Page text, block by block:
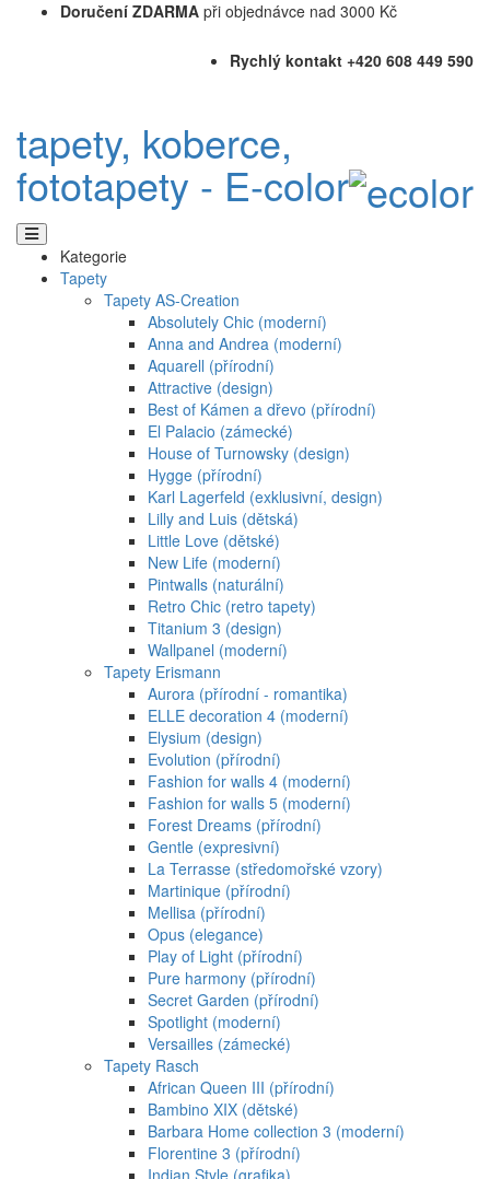
Doručení ZDARMA při objednávce nad 3000 Kč
Rychlý kontakt +420 608 449 590
tapety, koberce,
fototapety - E-color
Kategorie
Tapety
Tapety AS-Creation
Absolutely Chic (moderní)
Anna and Andrea (moderní)
Aquarell (přírodní)
Attractive (design)
Best of Kámen a dřevo (přírodní)
El Palacio (zámecké)
House of Turnowsky (design)
Hygge (přírodní)
Karl Lagerfeld (exklusivní, design)
Lilly and Luis (dětská)
Little Love (dětské)
New Life (moderní)
Pintwalls (naturální)
Retro Chic (retro tapety)
Titanium 3 (design)
Wallpanel (moderní)
Tapety Erismann
Aurora (přírodní - romantika)
ELLE decoration 4 (moderní)
Elysium (design)
Evolution (přírodní)
Fashion for walls 4 (moderní)
Fashion for walls 5 (moderní)
Forest Dreams (přírodní)
Gentle (expresivní)
La Terrasse (středomořské vzory)
Martinique (přírodní)
Mellisa (přírodní)
Opus (elegance)
Play of Light (přírodní)
Pure harmony (přírodní)
Secret Garden (přírodní)
Spotlight (moderní)
Versailles (zámecké)
Tapety Rasch
African Queen III (přírodní)
Bambino XIX (dětské)
Barbara Home collection 3 (moderní)
Florentine 3 (přírodní)